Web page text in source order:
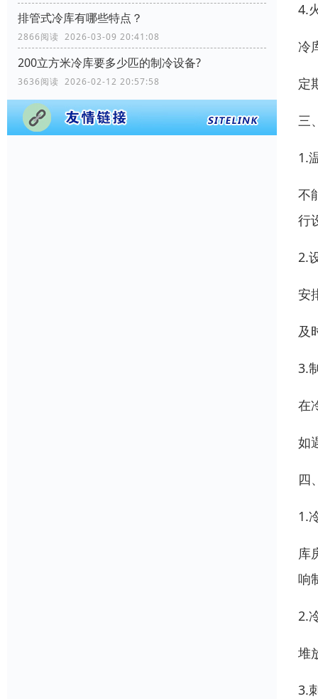
排管式冷库有哪些特点？
2866阅读 2026-03-09 20:41:08
200立方米冷库要多少匹的制冷设备?
3636阅读 2026-02-12 20:57:58
4.
冷
定
三
1.
不
行
2.
安
及
3.
在
如
四
1.
库
响
2.
堆
3.